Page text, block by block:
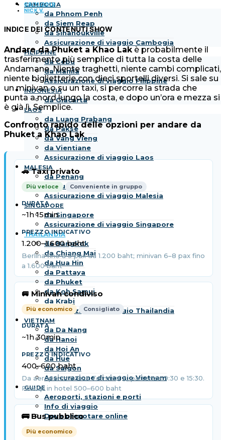
CAMBOGIA
da Phnom Penh
da Siem Reap
da Sihanoukville
Assicurazione di viaggio Cambogia
FILIPPINE
da Cebu
da Manila
Assicurazione di viaggio Filippine
INDONESIA
da Giacarta
LAOS
da Luang Prabang
da Pakse
da Vang Vieng
da Vientiane
Assicurazione di viaggio Laos
MALESIA
da Penang
da Kuala Lumpur
Assicurazione di viaggio Malesia
SINGAPORE
da Singapore
Assicurazione di viaggio Singapore
THAILANDIA
da Bangkok
da Chiang Mai
da Hua Hin
da Pattaya
da Phuket
da Koh Samui
da Krabi
Assicurazione di viaggio Thailandia
VIETNAM
da Da Nang
da Hanoi
da Hoi An
da Hue
da Saigon
Assicurazione di viaggio Vietnam
GUIDE
Aeroporti, stazioni e porti
Info di viaggio
Dove prenotare online
08/11/2019
NICK V.
INDICE DEI CONTENUTISHOW
Andare da Phuket a Khao Lakè probabilmente il
trasferimento più semplice di tutta la costa delle
Andamane. Niente traghetti, niente cambi complicati,
niente biglietterie con dieci sportelli diversi. Si sale su
un minivan o su un taxi, si percorre la strada che
punta a nord lungo la costa, e dopo un’ora e mezza si
è già lì. Semplice.
Confronto rapido delle opzioni per andare da
Phuket a Khao Lak
🚗 Taxi privato
Più veloce Conveniente in gruppo
~1h 15min
1.200–1.600 baht
Berlina fino a 3 pax da 1.200 baht; minivan 6–8 pax fino
a 1.600 baht
🚐 Minivan condiviso
Più economico Consigliato
~1h 30min
400–600 baht
Da aeroporto o Bus Terminal 2; partenze 9:30 e 15:30.
Pickup in hotel 500–600 baht
🚌 Bus pubblico
Più economico